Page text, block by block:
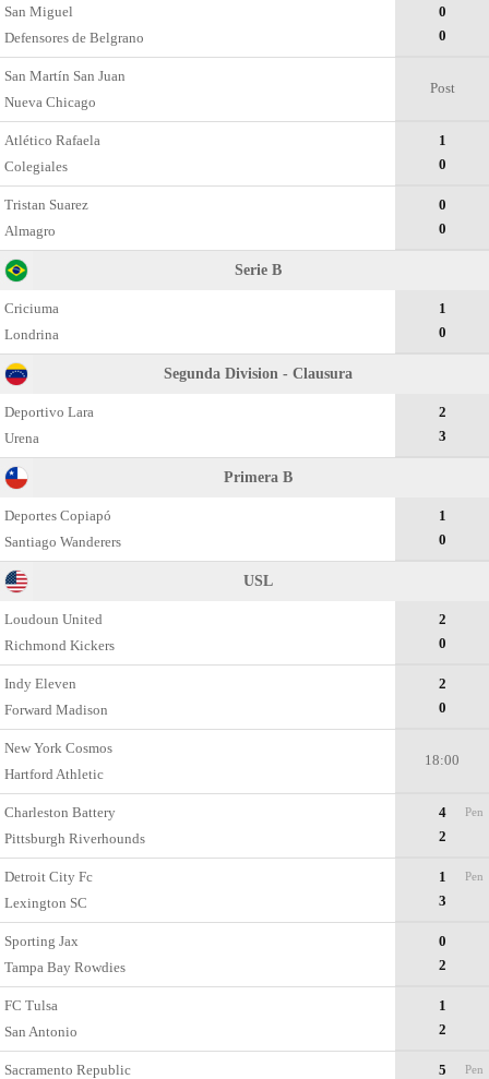
San Miguel
Defensores de Belgrano
0
0
San Martín San Juan
Nueva Chicago
Post
Atlético Rafaela
Colegiales
1
0
Tristan Suarez
Almagro
0
0
Serie B
Criciuma
Londrina
1
0
Segunda Division - Clausura
Deportivo Lara
Urena
2
3
Primera B
Deportes Copiapó
Santiago Wanderers
1
0
USL
Loudoun United
Richmond Kickers
2
0
Indy Eleven
Forward Madison
2
0
New York Cosmos
Hartford Athletic
18:00
Charleston Battery
Pittsburgh Riverhounds
4
2
Pen
Detroit City Fc
Lexington SC
1
3
Pen
Sporting Jax
Tampa Bay Rowdies
0
2
FC Tulsa
San Antonio
1
2
Sacramento Republic
5
Pen